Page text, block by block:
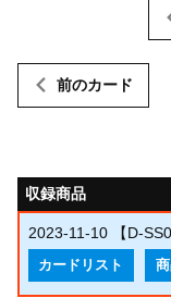
前のカード
収録商品
2023-11-10 【D-
カードリスト